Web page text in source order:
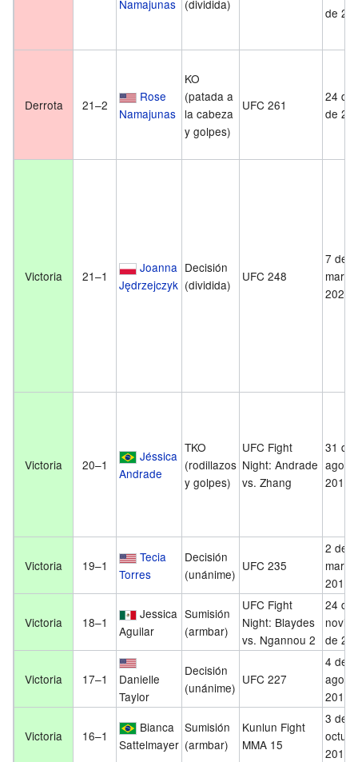
Namajunas (dividida)
de
Derrota 21–2
Rose
Namajunas
KO
(patada a
la cabeza
y golpes)
UFC 261
24 de
de
Victoria 21–1
Joanna
Jędrzejczyk
Decisión
(dividida)
UFC 248
7 de
2020
Victoria 20–1
Jéssica
Andrade
TKO
(rodillazos
y golpes)
UFC Fight
Night: Andrade
vs. Zhang
31 de
2019
Victoria 19–1
Tecia
Torres
Decisión
(unánime)
UFC 235
2 de
2019
Victoria 18–1
Jessica
Aguilar
Sumisión
(armbar)
UFC Fight
Night: Blaydes
vs. Ngannou 2
24 de
de
Victoria 17–1
Danielle
Taylor
Decisión
(unánime)
UFC 227
4 de
2018
Victoria 16–1
Bianca
Sattelmayer
Sumisión
(armbar)
Kunlun Fight
MMA 15
3 de
2017